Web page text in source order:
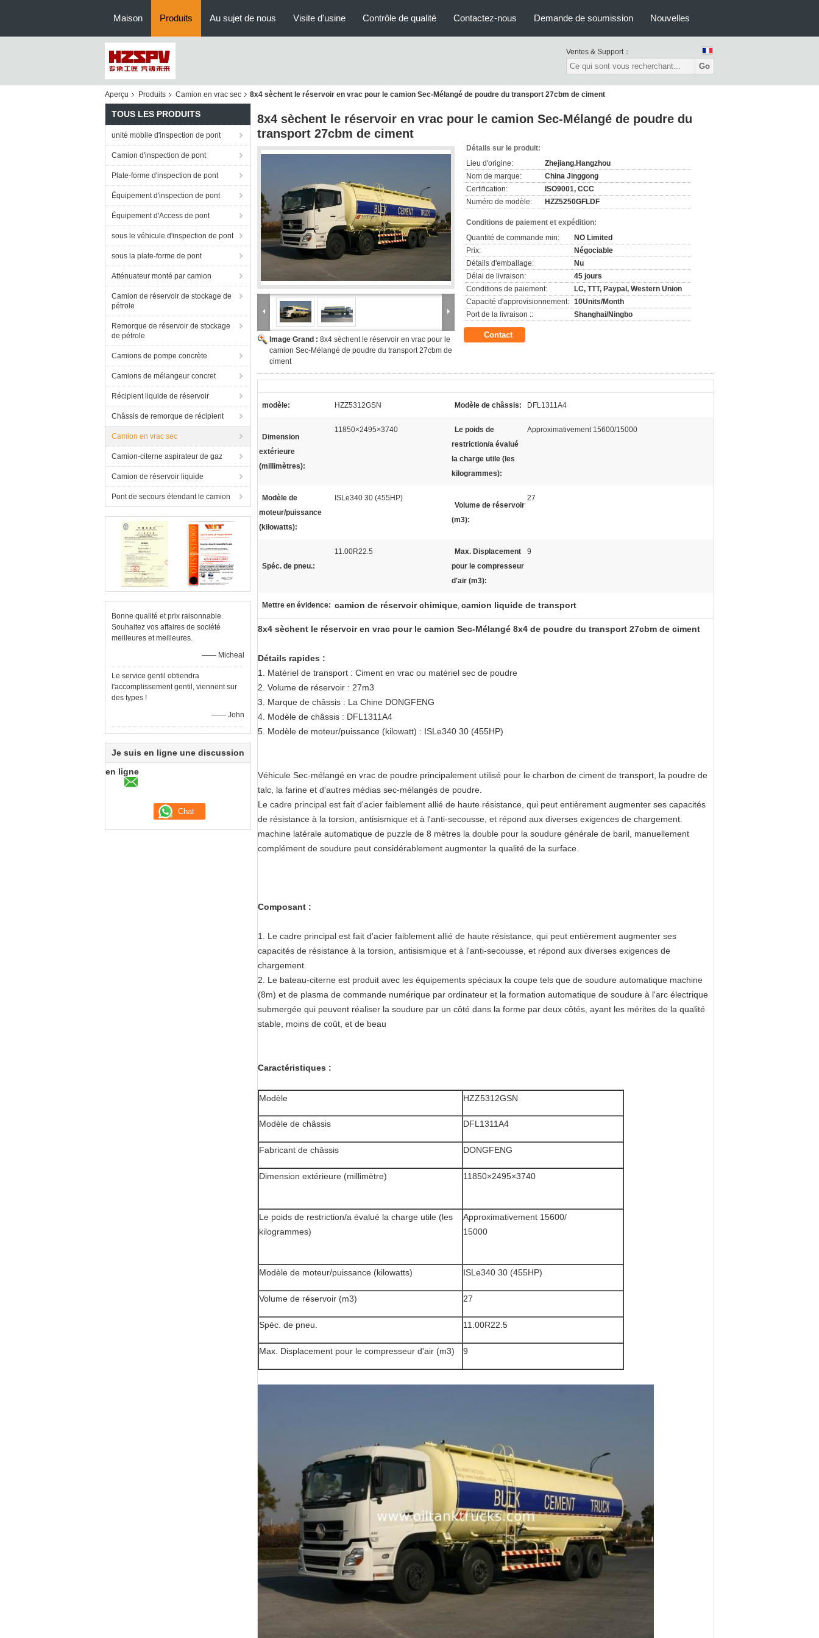
Maison Produits Au sujet de nous Visite d'usine Contrôle de qualité Contactez-nous Demande de soumission Nouvelles
Ventes & Support：
Go
Aperçu Produits Camion en vrac sec 8x4 sèchent le réservoir en vrac pour le camion Sec-Mélangé de poudre du transport 27cbm de ciment
TOUS LES PRODUITS
unité mobile d'inspection de pont
Camion d'inspection de pont
Plate-forme d'inspection de pont
Équipement d'inspection de pont
Équipement d'Access de pont
sous le véhicule d'inspection de pont
sous la plate-forme de pont
Atténuateur monté par camion
Camion de réservoir de stockage de
pétrole
Remorque de réservoir de stockage
de pétrole
Camions de pompe concrète
Camions de mélangeur concret
Récipient liquide de réservoir
Châssis de remorque de récipient
Camion en vrac sec
Camion-citerne aspirateur de gaz
Camion de réservoir liquide
Pont de secours étendant le camion
Bonne qualité et prix raisonnable.
Souhaitez vos affaires de société
meilleures et meilleures.
—— Micheal
Le service gentil obtiendra
l'accomplissement gentil, viennent sur
des types !
—— John
Je suis en ligne une discussion
en ligne
8x4 sèchent le réservoir en vrac pour le camion Sec-Mélangé de poudre du
transport 27cbm de ciment
Image Grand : 8x4 sèchent le réservoir en vrac pour le
camion Sec-Mélangé de poudre du transport 27cbm de
ciment
Détails sur le produit:
Lieu d'origine:
Zhejiang.Hangzhou
Nom de marque:
China Jinggong
Certification:
ISO9001, CCC
Numéro de modèle:
HZZ5250GFLDF
Conditions de paiement et expédition:
Quantité de commande min:
NO Limited
Prix:
Négociable
Détails d'emballage:
Nu
Délai de livraison:
45 jours
Conditions de paiement:
LC, TTT, Paypal, Western Union
Capacité d'approvisionnement: 10Units/Month
Port de la livraison ::
Shanghai/Ningbo
Contact
modèle: HZZ5312GSN Modèle de châssis: DFL1311A4
Dimension
extérieure
(millimètres):
11850×2495×3740
Le poids de
restriction/a évalué
la charge utile (les
kilogrammes):
Approximativement 15600/15000
Modèle de
moteur/puissance
(kilowatts):
ISLe340 30 (455HP)
Volume de réservoir
(m3):
27
Spéc. de pneu.:
11.00R22.5
Max. Displacement
pour le compresseur
d'air (m3):
9
Mettre en évidence: camion de réservoir chimique, camion liquide de transport
8x4 sèchent le réservoir en vrac pour le camion Sec-Mélangé 8x4 de poudre du transport 27cbm de ciment
Détails rapides :
1. Matériel de transport : Ciment en vrac ou matériel sec de poudre
2. Volume de réservoir : 27m3
3. Marque de châssis : La Chine DONGFENG
4. Modèle de châssis : DFL1311A4
5. Modèle de moteur/puissance (kilowatt) : ISLe340 30 (455HP)
Véhicule Sec-mélangé en vrac de poudre principalement utilisé pour le charbon de ciment de transport, la poudre de
talc, la farine et d'autres médias sec-mélangés de poudre.
Le cadre principal est fait d'acier faiblement allié de haute résistance, qui peut entièrement augmenter ses capacités
de résistance à la torsion, antisismique et à l'anti-secousse, et répond aux diverses exigences de chargement.
machine latérale automatique de puzzle de 8 mètres la double pour la soudure générale de baril, manuellement
complément de soudure peut considérablement augmenter la qualité de la surface.
Composant :
1. Le cadre principal est fait d'acier faiblement allié de haute résistance, qui peut entièrement augmenter ses
capacités de résistance à la torsion, antisismique et à l'anti-secousse, et répond aux diverses exigences de
chargement.
2. Le bateau-citerne est produit avec les équipements spéciaux la coupe tels que de soudure automatique machine
(8m) et de plasma de commande numérique par ordinateur et la formation automatique de soudure à l'arc électrique
submergée qui peuvent réaliser la soudure par un côté dans la forme par deux côtés, ayant les mérites de la qualité
stable, moins de coût, et de beau
Caractéristiques :
Modèle HZZ5312GSN
Modèle de châssis DFL1311A4
Fabricant de châssis DONGFENG
Dimension extérieure (millimètre) 11850×2495×3740
Le poids de restriction/a évalué la charge utile (les
kilogrammes)
Approximativement 15600/
15000
Modèle de moteur/puissance (kilowatts) ISLe340 30 (455HP)
Volume de réservoir (m3) 27
Spéc. de pneu. 11.00R22.5
Max. Displacement pour le compresseur d'air (m3) 9